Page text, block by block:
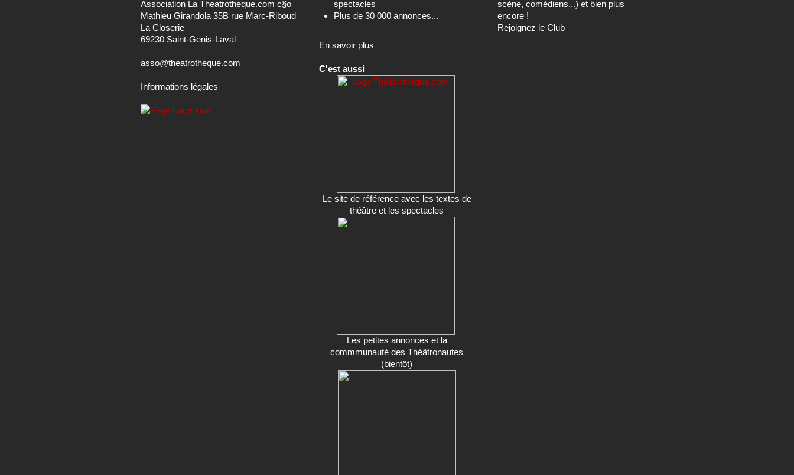
Association La Theatrotheque.com c§o
Mathieu Girandola 35B rue Marc-Riboud
La Closerie
69230 Saint-Genis-Laval
asso@theatrotheque.com
Informations légales
spectacles
Plus de 30 000 annonces...
En savoir plus
C'est aussi
Le site de référence avec les textes de
théâtre et les spectacles
Les petites annonces et la
commmunauté des Théâtronautes
(bientôt)
scène, comédiens...) et bien plus
encore !
Rejoignez le Club